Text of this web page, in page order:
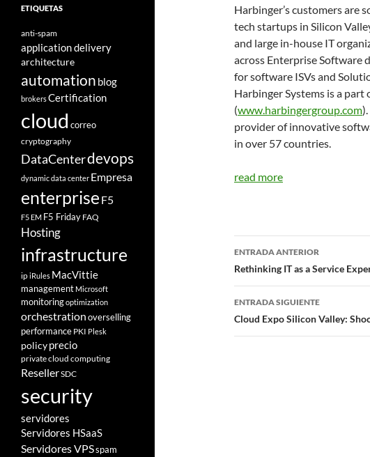
Harbinger’s customers are
tech startups in Silicon
and large in-house IT
across Enterprise Software
for software ISVs and
Harbinger Systems is a
(www.harbingergroup.com
provider of innovative
in over 57 countries.
read more
Navegador
de
entradas
ENTRADA ANTERIOR
Rethinking IT as a Service
ENTRADA SIGUIENTE
Cloud Expo Silicon Valley:
ETIQUETAS
anti-spam
application delivery
architecture
automation blog
brokersCertification
cloud correo
cryptography
DataCenterdevops
dynamic data center Empresa
enterprise F5
F5 EM F5 Friday FAQ
Hosting
infrastructure
ipiRules MacVittie
management Microsoft
monitoringoptimization
orchestrationoverselling
performance PKI Plesk
policyprecio
private cloud computing
ResellerSDC
security
servidores
Servidores HSaaS
Servidores VPSspam